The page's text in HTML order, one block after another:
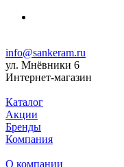
info@sankeram.ru
ул. Мнёвники 6
Интернет-магазин
Каталог
Акции
Бренды
Компания
О компании